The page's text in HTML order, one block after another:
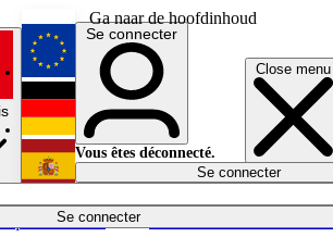
Ga naar de hoofdinhoud
Close menu
Se connecter
Économie
English
Deutsch
Español
Se connecter
Vous êtes déconnecté.
Se connecter